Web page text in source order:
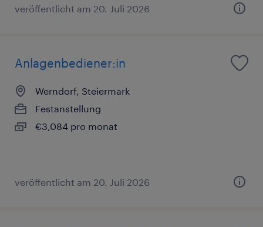
veröffentlicht am 20. Juli 2026
Anlagenbediener:in
Werndorf, Steiermark
Festanstellung
€3,084 pro monat
veröffentlicht am 20. Juli 2026